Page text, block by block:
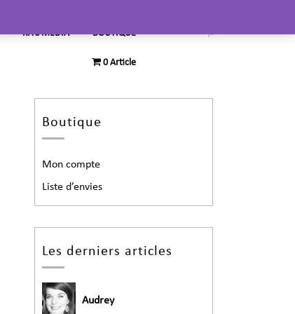
KITS MEDIA BOUTIQUE
0 Article
Boutique
Mon compte
Liste d’envies
Les derniers articles
Audrey